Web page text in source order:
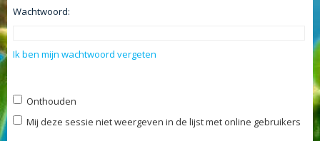
Wachtwoord:
Ik ben mijn wachtwoord vergeten
Onthouden
Mij deze sessie niet weergeven in de lijst met online gebruikers